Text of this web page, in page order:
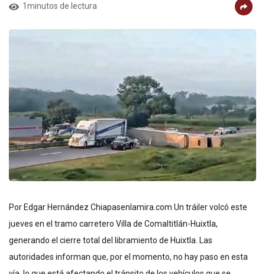
1minutos de lectura
Por Edgar Hernández Chiapasenlamira.com Un tráiler volcó este
jueves en el tramo carretero Villa de Comaltitlán-Huixtla,
generando el cierre total del libramiento de Huixtla. Las
autoridades informan que, por el momento, no hay paso en esta